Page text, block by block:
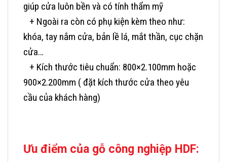
giúp cửa luôn bền và có tính thẩm mỹ
+ Ngoài ra còn có phụ kiện kèm theo như:
khóa, tay nắm cửa, bản lề lá, mắt thần, cục chặn
cửa…
+ Kích thước tiêu chuẩn: 800×2.100mm hoặc
900×2.200mm ( đặt kích thước cửa theo yêu
cầu của khách hàng)
Ưu điểm của gỗ công nghiệp HDF: